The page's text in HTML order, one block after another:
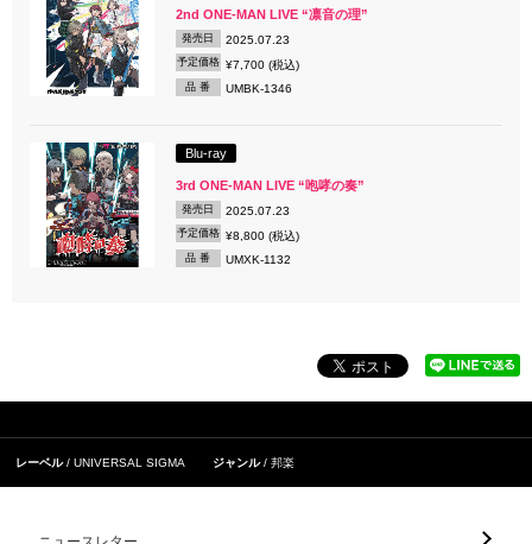
2nd ONE-MAN LIVE “凛音の理”
発売日 2025.07.23
予定価格 ¥7,700 (税込)
品 番 UMBK-1346
Blu-ray
3rd ONE-MAN LIVE “咆哮の奏”
発売日 2025.07.23
予定価格 ¥8,800 (税込)
品 番 UMXK-1132
レーベル UNIVERSAL SIGMA ジャンル 邦楽